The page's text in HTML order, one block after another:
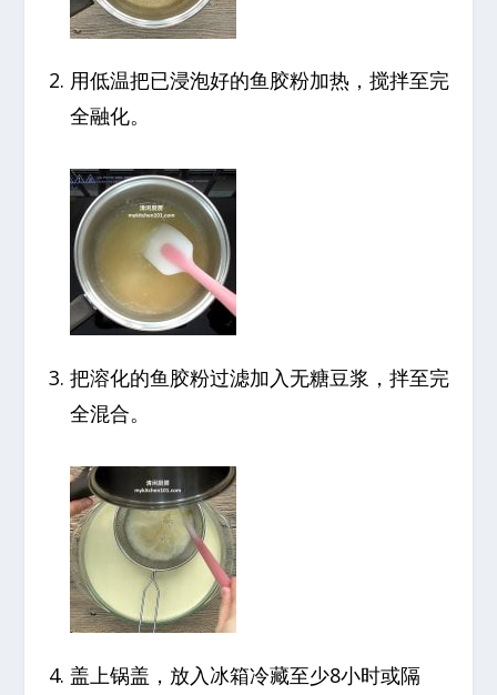
用低温把已浸泡好的鱼胶粉加热，搅拌至完
全融化。
把溶化的鱼胶粉过滤加入无糖豆浆，拌至完
全混合。
盖上锅盖，放入冰箱冷藏至少8小时或隔